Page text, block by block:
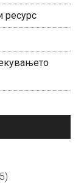
ресурс